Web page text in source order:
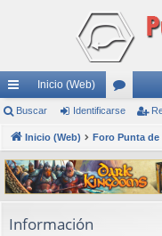
nl
ac
es
rá
pi
Inicio (Web)
or
os
Buscar Identificarse
Inicio (Web) Foro Punta de
Información